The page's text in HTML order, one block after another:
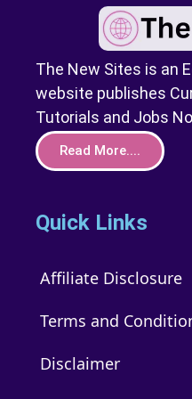
The New Sites is an
website publishes
Tutorials and Jobs
Read More....
Quick Links
Affiliate Disclosure
Terms and
Disclaimer